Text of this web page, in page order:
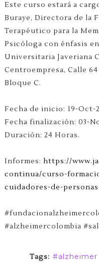
Este curso estará a
Buraye, Directora de la
Terapéutico para la
Psicóloga con énfasis
Universitaria Javeriana
Centroempresa, Calle
Bloque C.
Fecha de inicio: 19-Oct-
Fecha finalización: 03-
Duración: 24 Horas.
Informes: https://
continua/curso-
cuidadores-de-
#alzheimercolombia
Tags: